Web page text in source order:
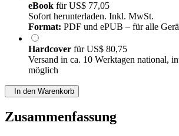
eBook fürUS$ 77,05
Sofort herunterladen. Inkl. MwSt.
Format: PDF und ePUB – für alle
Hardcover fürUS$ 80,75
Versand in ca. 10 Werktagen national,
möglich
In den Warenkorb
Zusammenfassung